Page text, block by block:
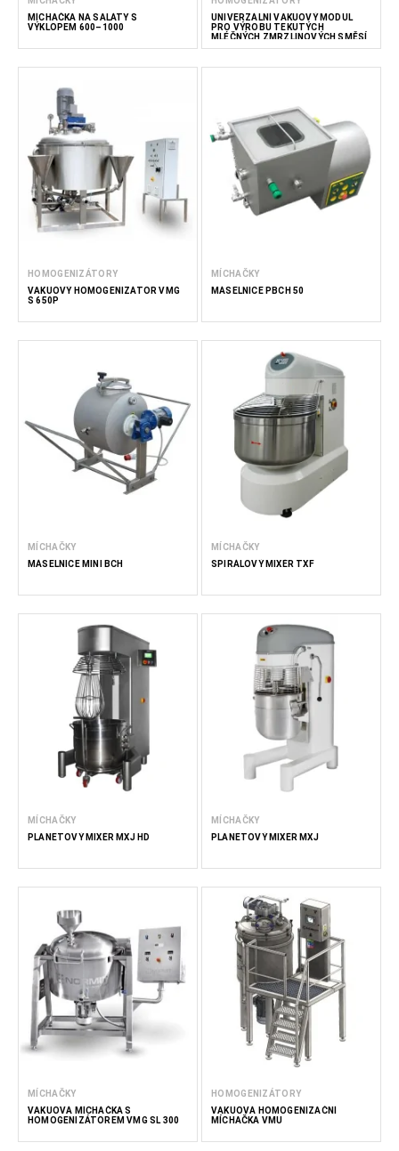
MÍCHAČKA NA SALÁTY S
VÝKLOPEM 600–1000
UNIVERZÁLNÍ VAKUOVÝ MODUL
PRO VÝROBU TEKUTÝCH
MLÉČNÝCH ZMRZLINOVÝCH SMĚSÍ
100
HOMOGENIZÁTORY
VAKUOVÝ HOMOGENIZÁTOR VMG
S 650P
MÍCHAČKY
MÁSELNICE PBCH 50
MÍCHAČKY
MÁSELNICE MINI BCH
MÍCHAČKY
SPIRÁLOVÝ MIXÉR TXF
MÍCHAČKY
PLANETOVÝ MIXÉR MXJ HD
MÍCHAČKY
PLANETOVÝ MIXÉR MXJ
MÍCHAČKY
VAKUOVÁ MÍCHAČKA S
HOMOGENIZÁTOREM VMG SL 300
HOMOGENIZÁTORY
VAKUOVÁ HOMOGENIZAČNÍ
MÍCHAČKA VMU